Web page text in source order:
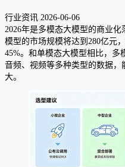
行业资讯 2026-06-06
2026年是多模态大模型的商业
模型的市场规模将达到280亿元
45%。和单模态大模型相比，多
音频、视频等多种类型的数据
大。